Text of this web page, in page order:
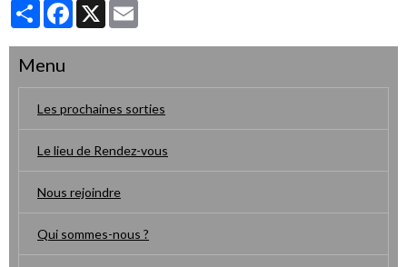
PartagerFacebook
X
Menu
Les prochaines sorties
Le lieu de Rendez-vous
Nous rejoindre
Qui sommes-nous ?